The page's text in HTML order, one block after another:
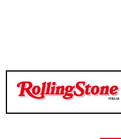
TEMPO DI LETTURA 14
TEMPO DI LETTURA 14